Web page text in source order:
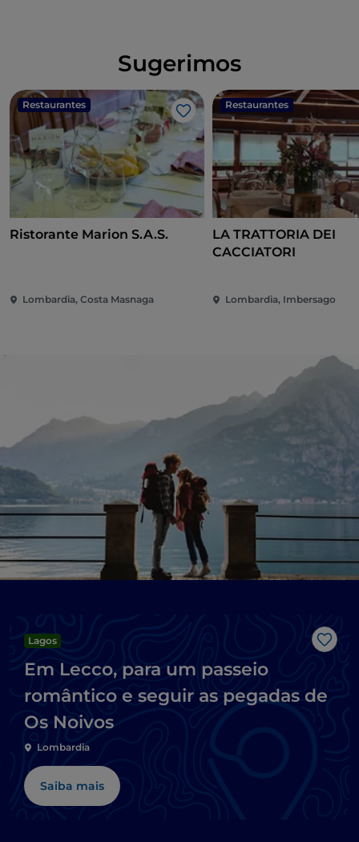
Sugerimos
Restaurantes
Gosto
Ristorante Marion S.A.S.
Lombardia, Costa Masnaga
Restaurantes
LA TRATTORIA DEI
CACCIATORI
Lombardia, Imbersago
Lagos
Em Lecco, para um passeio
romântico e seguir as pegadas de
Os Noivos
Lombardia
Saiba mais